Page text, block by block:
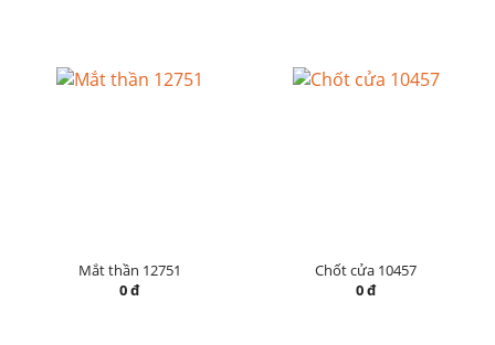
Mắt thần 12751
0 đ
Chốt cửa 10457
0 đ